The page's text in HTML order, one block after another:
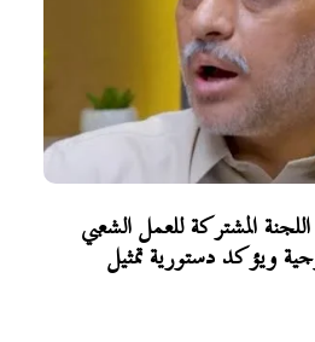
المشتركة للعمل الشعبي
ويؤكد دستورية تمثيل